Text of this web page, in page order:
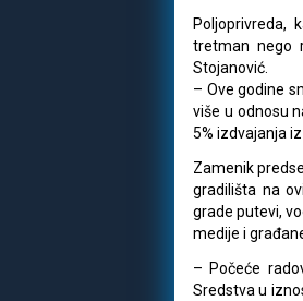
Poljoprivreda,
tretman nego
Stojanović.
– Ove godine
više u odnosu
5% izdvajanja
Zamenik
gradilišta na
grade putevi,
medije i
– Počeće
Sredstva u